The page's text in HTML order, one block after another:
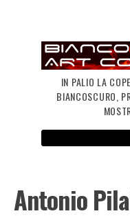
IN PALIO LA
BIANCOSCURO,
Antonio